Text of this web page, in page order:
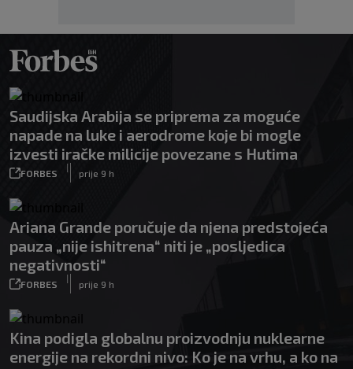
Saudijska Arabija se priprema za moguće
napade na luke i aerodrome koje bi mogle
izvesti iračke milicije povezane s Hutima
FORBES
|
prije 9 h
Ariana Grande poručuje da njena predstojeća
pauza „nije ishitrena“ niti je „posljedica
negativnosti“
FORBES
|
prije 9 h
Kina podigla globalnu proizvodnju nuklearne
energije na rekordni nivo: Ko je na vrhu, a ko na